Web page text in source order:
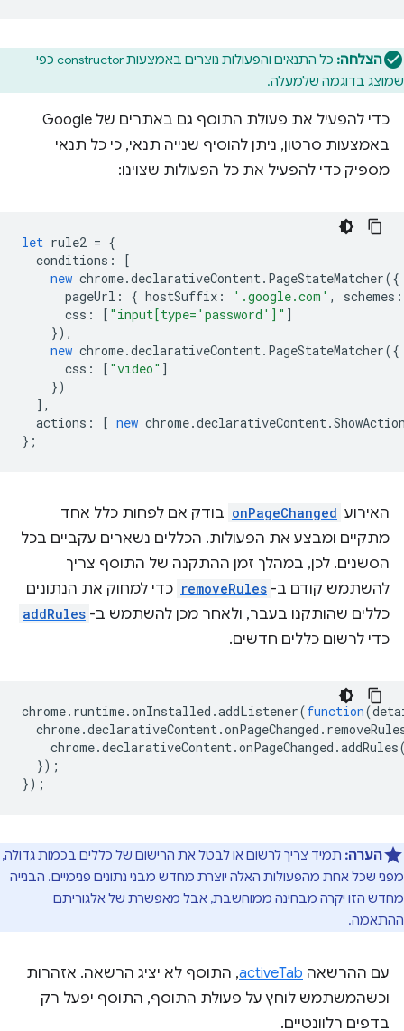
הצלחה:
כל התנאים והפעולות נוצרים באמצעות constructor כפי
שמוצג בדוגמה שלמעלה.
כדי להפעיל את פעולת התוסף גם באתרים של Google
באמצעות סרטון, ניתן להוסיף שנייה תנאי, כי כל תנאי
מספיק כדי להפעיל את כל הפעולות שצוינו:
let rule2 = {
conditions :
[
new chrome.declarativeContent. PageStateMatcher({
pageUrl : { hostSuffix : '.google.com' , schemes :
css : [ "input[type='password']" ]
}),
new chrome.declarativeContent. PageStateMatcher({
css : [ "video" ]
})
],
actions : [ new chrome.declarativeContent.
};
האירוע onPageChanged בודק אם לפחות כלל אחד
מתקיים ומבצע את הפעולות. הכללים נשארים עקביים בכל
הסשנים. לכן, במהלך זמן ההתקנה של התוסף צריך
להשתמש קודם ב- removeRules כדי למחוק את הנתונים
כללים שהותקנו בעבר, ולאחר מכן להשתמש ב- addRules
כדי לרשום כללים חדשים.
chrome. runtime.onInstalled .addListener(function(
chrome.declarativeContent.onPageChanged .
chrome.declarativeContent.onPageChanged .addRules
});
});
הערה: תמיד צריך לרשום או לבטל את הרישום של כללים בכמות גדולה,
מפני שכל אחת מהפעולות האלה יוצרת מחדש מבני נתונים פנימיים. הבנייה
מחדש הזו יקרה מבחינה ממוחשבת, אבל מאפשרת של אלגוריתם
ההתאמה.
עם ההרשאה activeTab, התוסף לא יציג הרשאה. אזהרות
וכשהמשתמש לוחץ על פעולת התוסף, התוסף יפעל רק
בדפים רלוונטיים.